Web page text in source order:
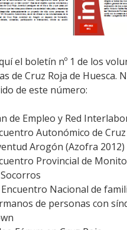
el boletín nº 1 de los
de Cruz Roja de Huesca.
de este número:
de Empleo y Red
Autonómico de Cruz
Arogón (Azofra 2012)
Provincial de
Nacional de
de personas con